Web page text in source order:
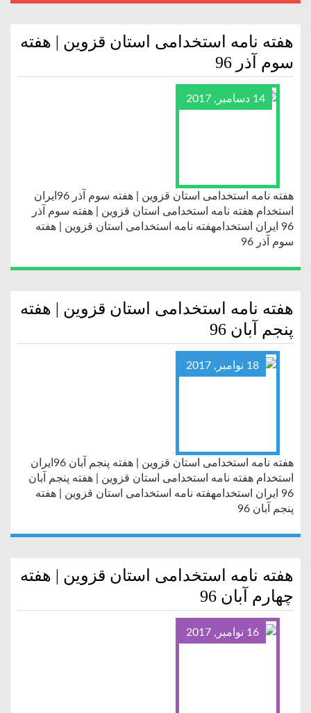
هفته نامه استخدامی استان قزوین | هفته
سوم آذر 96
14 دسامبر, 2017
هفته نامه استخدامی استان قزوین | هفته سوم آذر 96ایران
استخدام هفته نامه استخدامی استان قزوین | هفته سوم آذر
96 ایران استخدامهفته نامه استخدامی استان قزوین | هفته
سوم آذر 96
هفته نامه استخدامی استان قزوین | هفته
پنجم آبان 96
18 نوامبر, 2017
هفته نامه استخدامی استان قزوین | هفته پنجم آبان 96ایران
استخدام هفته نامه استخدامی استان قزوین | هفته پنجم آبان
96 ایران استخدامهفته نامه استخدامی استان قزوین | هفته
پنجم آبان 96
هفته نامه استخدامی استان قزوین | هفته
چهارم آبان 96
16 نوامبر, 2017